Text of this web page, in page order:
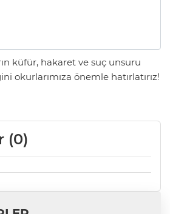
küfür, hakaret ve suç unsuru
okurlarımıza önemle hatırlatırız!
(0)